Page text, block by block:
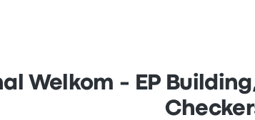
Welkom - EP